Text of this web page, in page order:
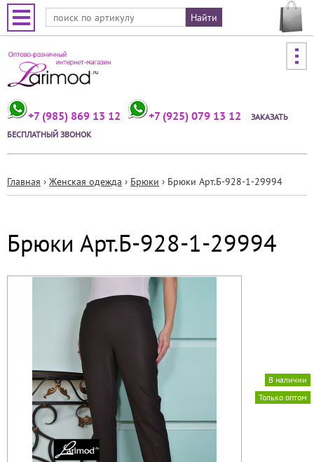
Jump to navigation
+7 (985) 869 13 12 +7 (925) 079 13 12
ЗАКАЗАТЬ
БЕСПЛАТНЫЙ ЗВОНОК
здесь
Главная › Женская одежда › Брюки › Брюки Арт.Б-928-1-29994
Брюки Арт.Б-928-1-29994
Только оптом
В наличии